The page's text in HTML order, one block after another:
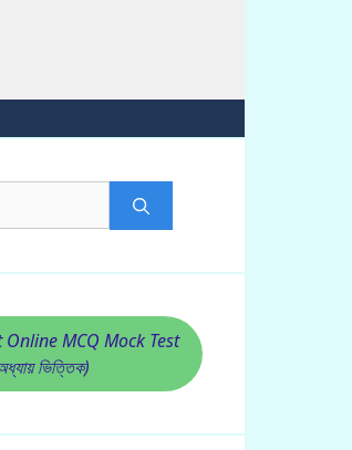
Online MCQ Mock Test
ভিত্তিক)